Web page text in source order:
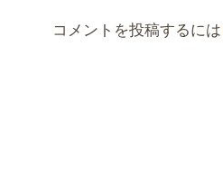
コメントを投稿するには